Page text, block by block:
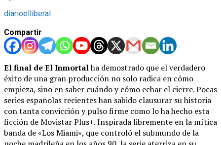
diarioelliberal
Compartir
El final de El Inmortalha demostrado que el verdadero
éxito de una gran producción no solo radica en cómo
empieza, sino en saber cuándo y cómo echar el cierre. Pocas
series españolas recientes han sabido clausurar su historia
con tanta convicción y pulso firme como lo ha hecho esta
ficción de Movistar Plus+. Inspirada libremente en la mítica
banda de «Los Miami», que controló el submundo de la